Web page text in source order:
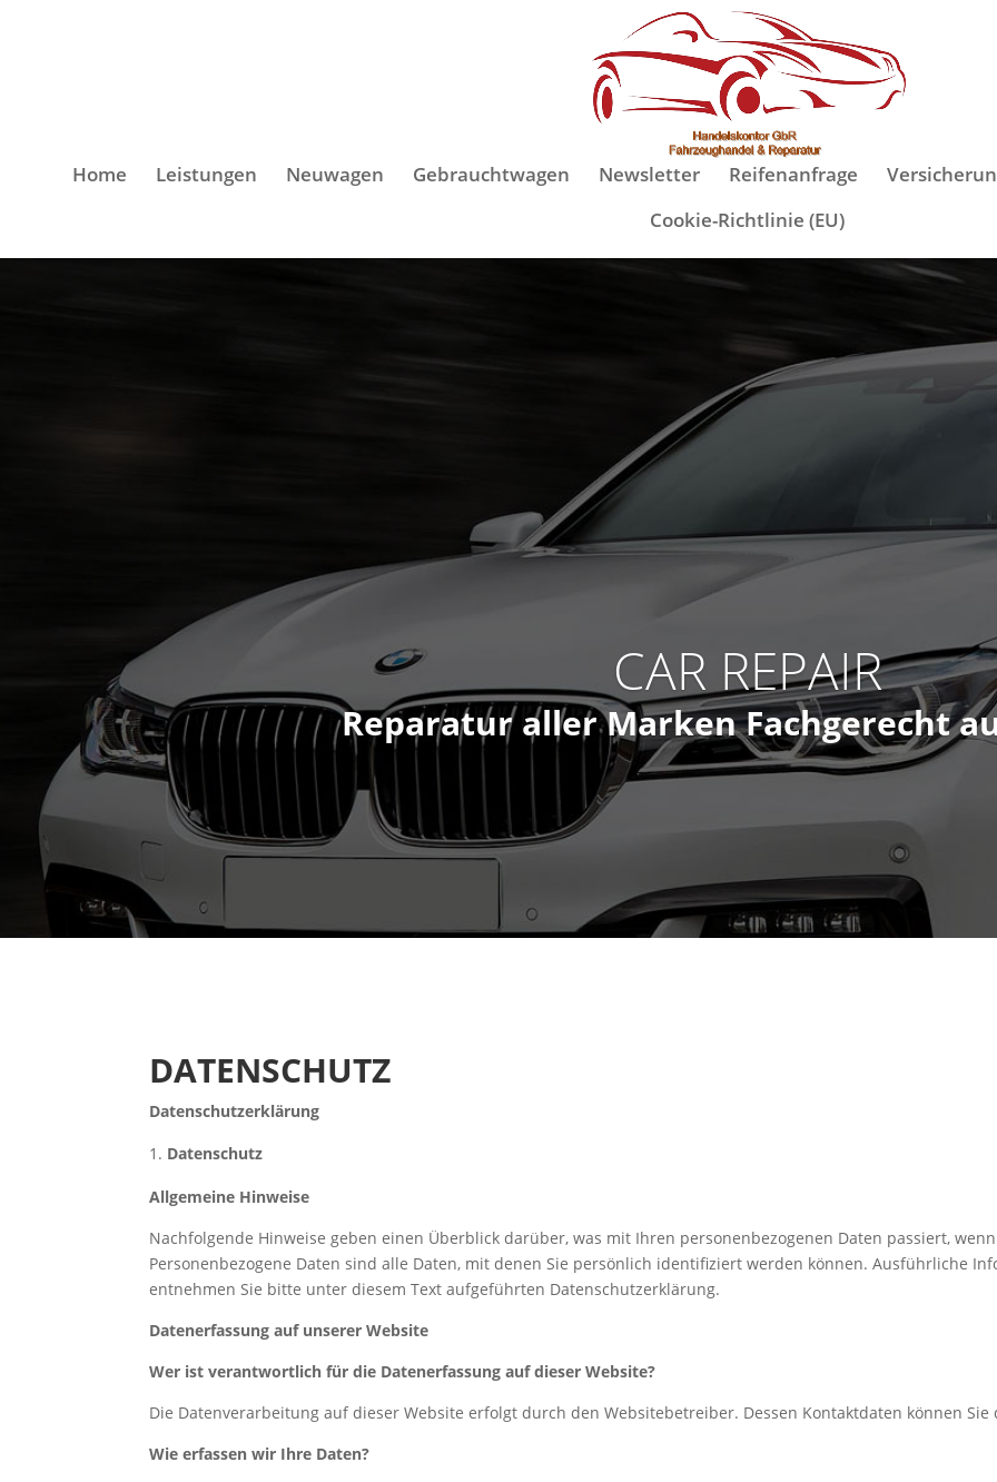
Home Leistungen Neuwagen Gebrauchtwagen Newsletter Reifenanfrage
Cookie-Richtlinie (EU)
CAR REPAIR
Reparatur aller Marken Fachgerecht
DATENSCHUTZ
Datenschutzerklärung
Datenschutz
Allgemeine Hinweise
Nachfolgende Hinweise geben einen Überblick darüber, was mit Ihren personenbezogenen Daten passiert,
Personenbezogene Daten sind alle Daten, mit denen Sie persönlich identifiziert werden können. Ausführliche
entnehmen Sie bitte unter diesem Text aufgeführten Datenschutzerklärung.
Datenerfassung auf unserer Website
Wer ist verantwortlich für die Datenerfassung auf dieser Website?
Die Datenverarbeitung auf dieser Website erfolgt durch den Websitebetreiber. Dessen Kontaktdaten können
Wie erfassen wir Ihre Daten?